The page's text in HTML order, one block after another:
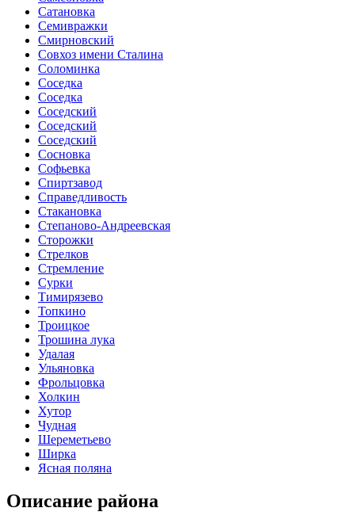
Сатановка
Семивражки
Смирновский
Совхоз имени Сталина
Соломинка
Соседка
Соседка
Соседский
Соседский
Соседский
Сосновка
Софьевка
Спиртзавод
Справедливость
Стакановка
Степаново-Андреевская
Сторожки
Стрелков
Стремление
Сурки
Тимирязево
Топкино
Троицкое
Трошина лука
Удалая
Ульяновка
Фрольцовка
Холкин
Хутор
Чудная
Шереметьево
Ширка
Ясная поляна
Описание района